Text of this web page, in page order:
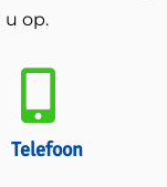
op.
Telefoon